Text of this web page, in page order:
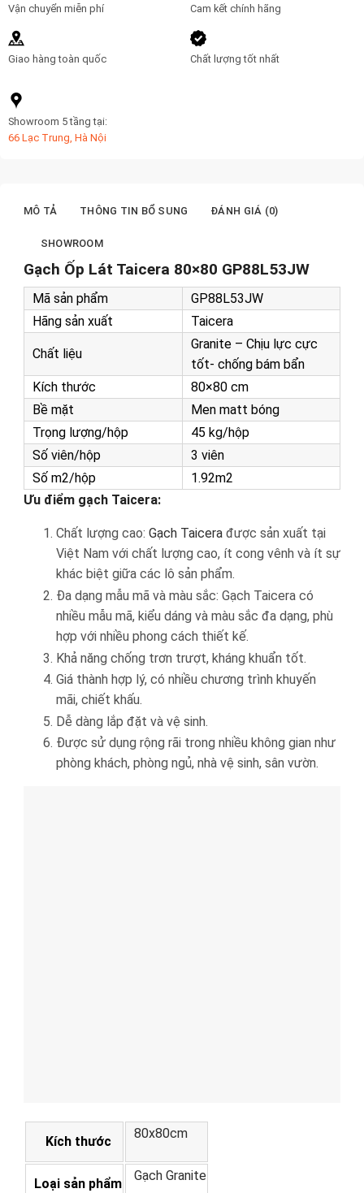
Vận chuyển miễn phí
Giao hàng toàn quốc
Cam kết chính hãng
Chất lượng tốt nhất
Showroom 5 tầng tại:
66 Lạc Trung, Hà Nội
MÔ TẢ THÔNG TIN BỔ SUNG ĐÁNH GIÁ (0)
SHOWROOM
Gạch Ốp Lát Taicera 80×80 GP88L53JW
Mã sản phẩm
GP88L53JW
Hãng sản xuất
Taicera
Chất liệu
Granite – Chịu lực cực
tốt- chống bám bẩn
Kích thước
80×80 cm
Bề mặt
Men matt bóng
Trọng lượng/hộp
45 kg/hộp
Số viên/hộp
3 viên
Số m2/hộp
1.92m2
Ưu điểm gạch Taicera:
Chất lượng cao: Gạch Taicera được sản xuất tại
Việt Nam với chất lượng cao, ít cong vênh và ít sự
khác biệt giữa các lô sản phẩm.
Đa dạng mẫu mã và màu sắc: Gạch Taicera có
nhiều mẫu mã, kiểu dáng và màu sắc đa dạng, phù
hợp với nhiều phong cách thiết kế.
Khả năng chống trơn trượt, kháng khuẩn tốt.
Giá thành hợp lý, có nhiều chương trình khuyến
mãi, chiết khấu.
Dễ dàng lắp đặt và vệ sinh.
Được sử dụng rộng rãi trong nhiều không gian như
phòng khách, phòng ngủ, nhà vệ sinh, sân vườn.
Kích thước
80x80cm
Loại sản phẩm
Gạch Granite